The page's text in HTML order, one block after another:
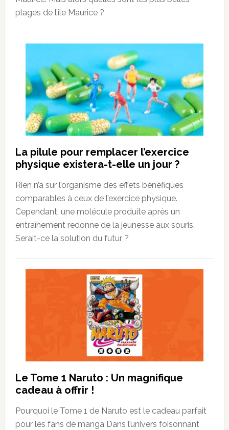
plages de l’île Maurice ?
La pilule pour remplacer l’exercice
physique existera-t-elle un jour ?
Rien n’a sur l’organisme des effets bénéfiques
comparables à ceux de l’exercice physique.
Cependant, une molécule produite après un
entraînement redonne de la jeunesse aux souris.
Serait-ce la solution du futur ?
Le Tome 1 Naruto : Un magnifique
cadeau à offrir !
Pourquoi le Tome 1 de Naruto est le cadeau parfait
pour les fans de manga Dans l’univers foisonnant